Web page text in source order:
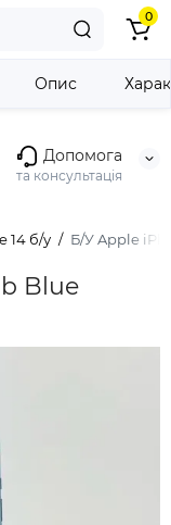
Допомога
та консультація
0
14 б/у Б/У Apple
Blue
Опис